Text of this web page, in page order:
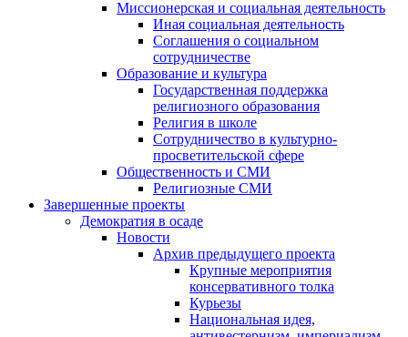
Миссионерская и социальная деятельность
Иная социальная деятельность
Соглашения о социальном
сотрудничестве
Образование и культура
Государственная поддержка
религиозного образования
Религия в школе
Сотрудничество в культурно-
просветительской сфере
Общественность и СМИ
Религиозные СМИ
Завершенные проекты
Демократия в осаде
Новости
Архив предыдущего проекта
Крупные мероприятия
консервативного толка
Курьезы
Национальная идея,